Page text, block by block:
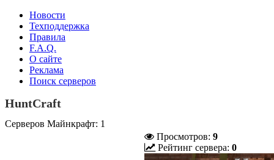
Новости
Техподдержка
Правила
F.A.Q.
О сайте
Реклама
Поиск серверов
HuntCraft
Серверов Майнкрафт: 1
Просмотров: 9
Рейтинг сервера: 0